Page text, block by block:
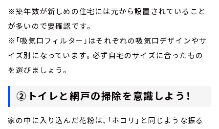
※築年数が新しめの住宅には元から設置されていること
が多いので要確認です。
※「吸気口フィルター」はそれぞれの吸気口デザインやサ
イズ別になっています。必ず自宅のサイズに合ったもの
を選びましょう。
②トイレと網戸の掃除を意識しよう！
家の中に入り込んだ花粉は、「ホコリ」と同じような振る